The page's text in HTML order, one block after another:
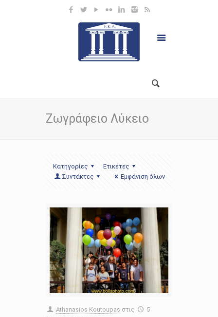
Ζωγράφειο Λύκειο
Κατηγορίες
Ετικέτες
Συντάκτες
Εμφάνιση όλων
Athanasios Koutoupas στις
5